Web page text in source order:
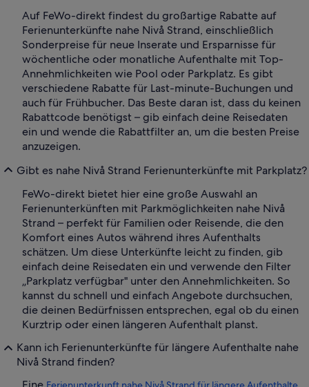
Auf FeWo-direkt findest du großartige Rabatte auf
Ferienunterkünfte nahe Nivå Strand, einschließlich
Sonderpreise für neue Inserate und Ersparnisse für
wöchentliche oder monatliche Aufenthalte mit Top-
Annehmlichkeiten wie Pool oder Parkplatz. Es gibt
verschiedene Rabatte für Last-minute-Buchungen und
auch für Frühbucher. Das Beste daran ist, dass du keinen
Rabattcode benötigst – gib einfach deine Reisedaten
ein und wende die Rabattfilter an, um die besten Preise
anzuzeigen.
Gibt es nahe Nivå Strand Ferienunterkünfte mit Parkplatz?
FeWo-direkt bietet hier eine große Auswahl an
Ferienunterkünften mit Parkmöglichkeiten nahe Nivå
Strand – perfekt für Familien oder Reisende, die den
Komfort eines Autos während ihres Aufenthalts
schätzen. Um diese Unterkünfte leicht zu finden, gib
einfach deine Reisedaten ein und verwende den Filter
„Parkplatz verfügbar" unter den Annehmlichkeiten. So
kannst du schnell und einfach Angebote durchsuchen,
die deinen Bedürfnissen entsprechen, egal ob du einen
Kurztrip oder einen längeren Aufenthalt planst.
Kann ich Ferienunterkünfte für längere Aufenthalte nahe
Nivå Strand finden?